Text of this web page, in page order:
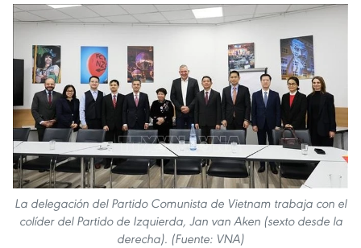
La delegación del Partido Comunista de Vietnam trabaja con el
colíder del Partido de Izquierda, Jan van Aken (sexto desde la
derecha). (Fuente: VNA)